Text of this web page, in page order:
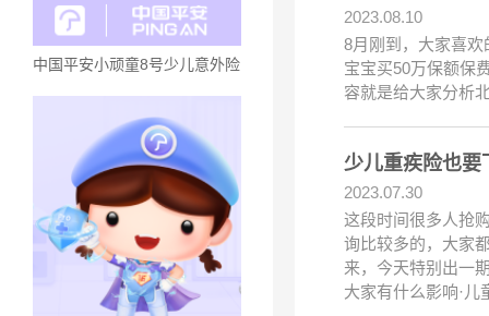
中国平安小顽童8号少儿意外险
2023.08.10
8月刚到，大家喜
宝宝买50万保额保
容就是给大家分析
少儿重疾险也要
2023.07.30
这段时间很多人抢
询比较多的，大家
来，今天特别出一
大家有什么影响·儿